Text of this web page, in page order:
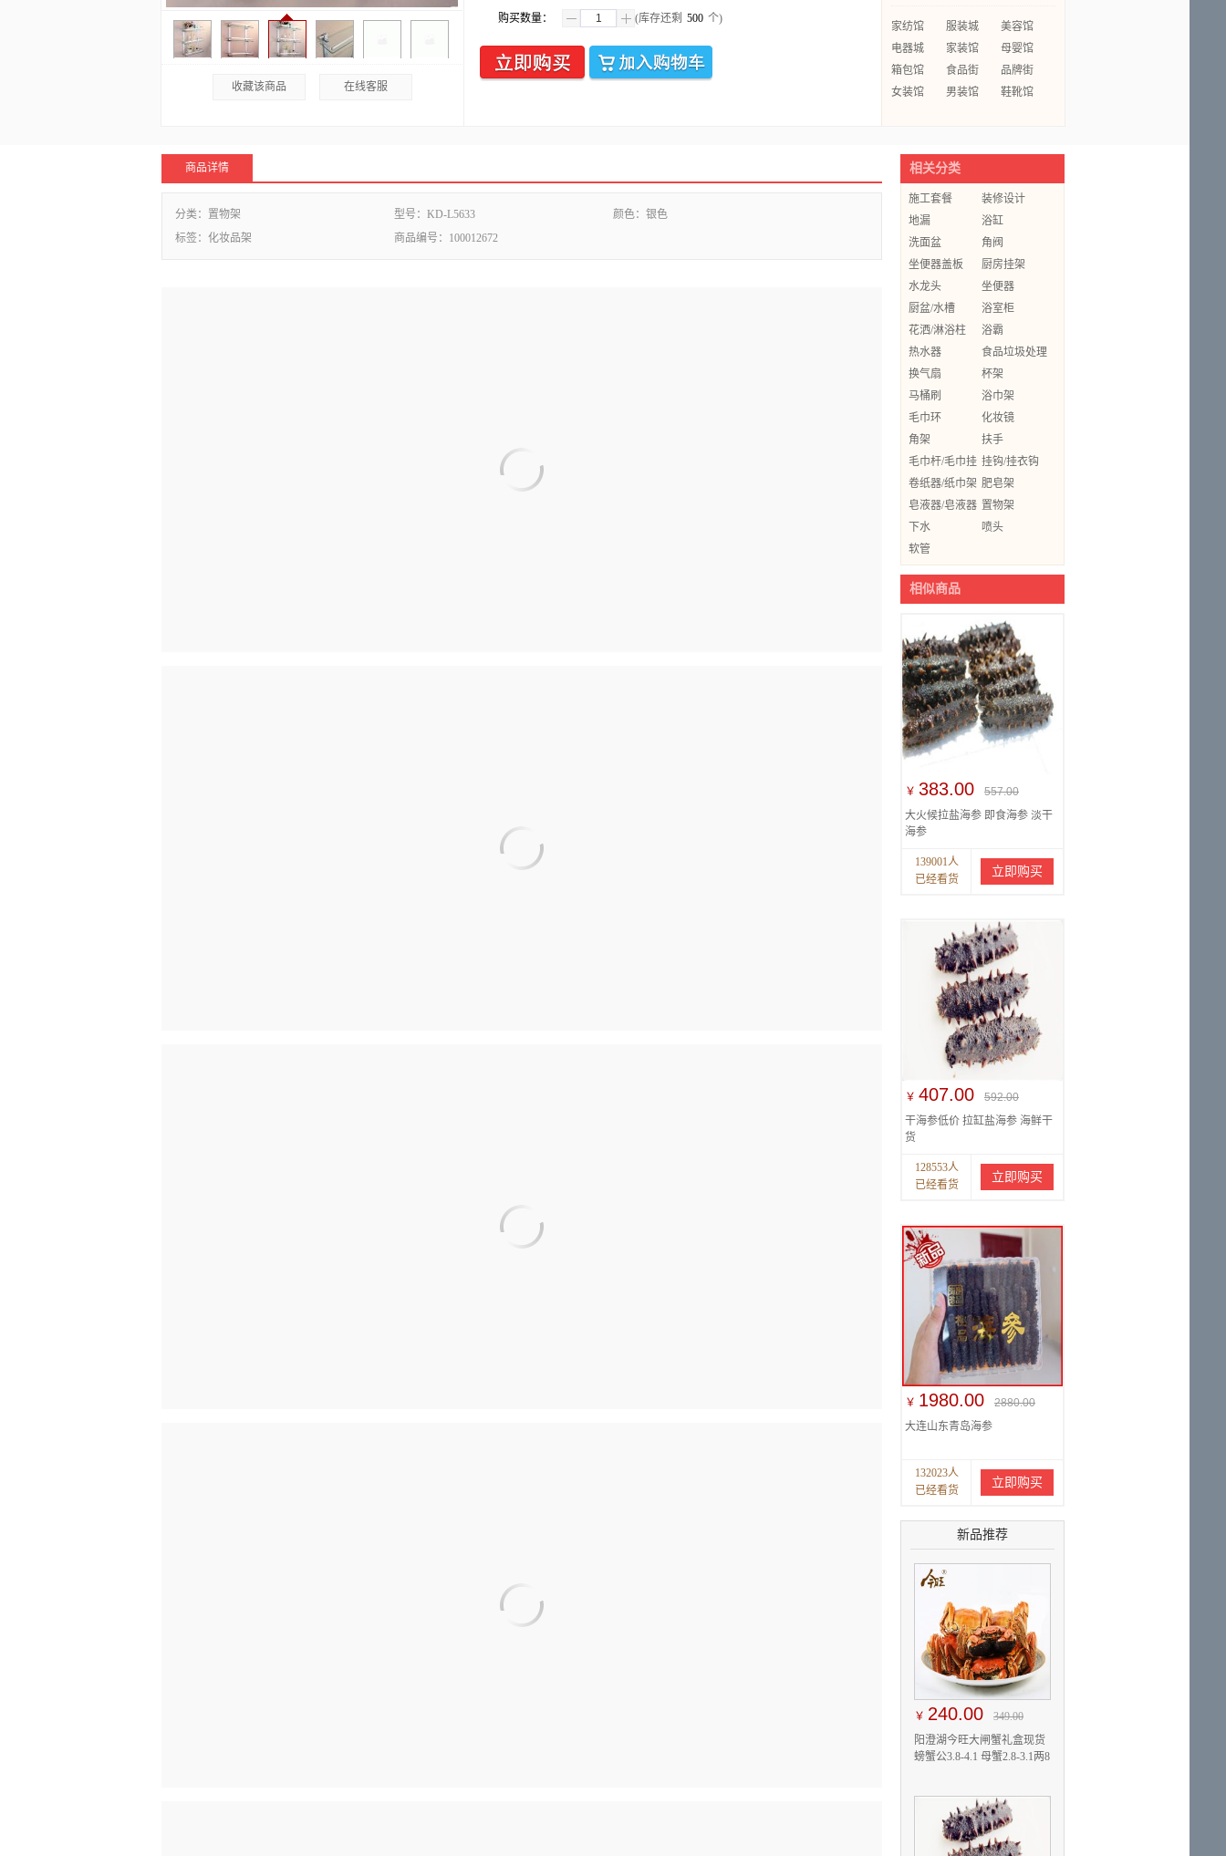
收藏该商品 在线客服
购买数量： (库存还剩 500 个)
家纺馆 服装城
美容馆
电器城
家装馆
母婴馆
箱包馆
食品街
品牌街
女装馆
男装馆 鞋靴馆
相关分类
施工套餐
装修设计
地漏
浴缸
洗面盆
角阀
坐便器盖板
厨房挂架
水龙头
坐便器
厨盆/水槽
浴室柜
花洒/淋浴柱
浴霸
热水器
食品垃圾处理
器
换气扇
杯架
马桶刷
浴巾架
毛巾环
化妆镜
角架
扶手
毛巾杆/毛巾挂 挂钩/挂衣钩
卷纸器/纸巾架 肥皂架
皂液器/皂液器
架
置物架
下水
喷头
软管
相似商品
￥ 383.00
557.00
大火候拉盐海参 即食海参 淡干
海参
139001人
已经看货
立即购买
￥ 407.00
592.00
干海参低价 拉缸盐海参 海鲜干
货
128553人
已经看货
立即购买
￥ 1980.00
2880.00
大连山东青岛海参
132023人
已经看货
立即购买
新品推荐
￥ 240.00
349.00
阳澄湖今旺大闸蟹礼盒现货
螃蟹公3.8-4.1 母蟹2.8-3.1两8
商品详情
分类： 置物架 型号： KD-L5633 颜色： 银色
标签： 化妆品架 商品编号： 100012672